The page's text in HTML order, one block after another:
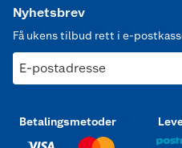
Nyhetsbrev
Få ukens tilbud rett i e-
E-postadresse
Betalingsmetoder